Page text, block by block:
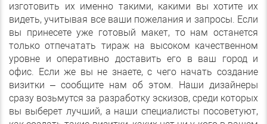
изготовить их именно такими, какими вы хотите их
видеть, учитывая все ваши пожелания и запросы. Если
вы принесете уже готовый макет, то нам останется
только отпечатать тираж на высоком качественном
уровне и оперативно доставить его в ваш город и
офис. Если же вы не знаете, с чего начать создание
визитки – сообщите нам об этом. Наши дизайнеры
сразу возьмутся за разработку эскизов, среди которых
вы выберет лучший, а наши специалисты посоветуют,